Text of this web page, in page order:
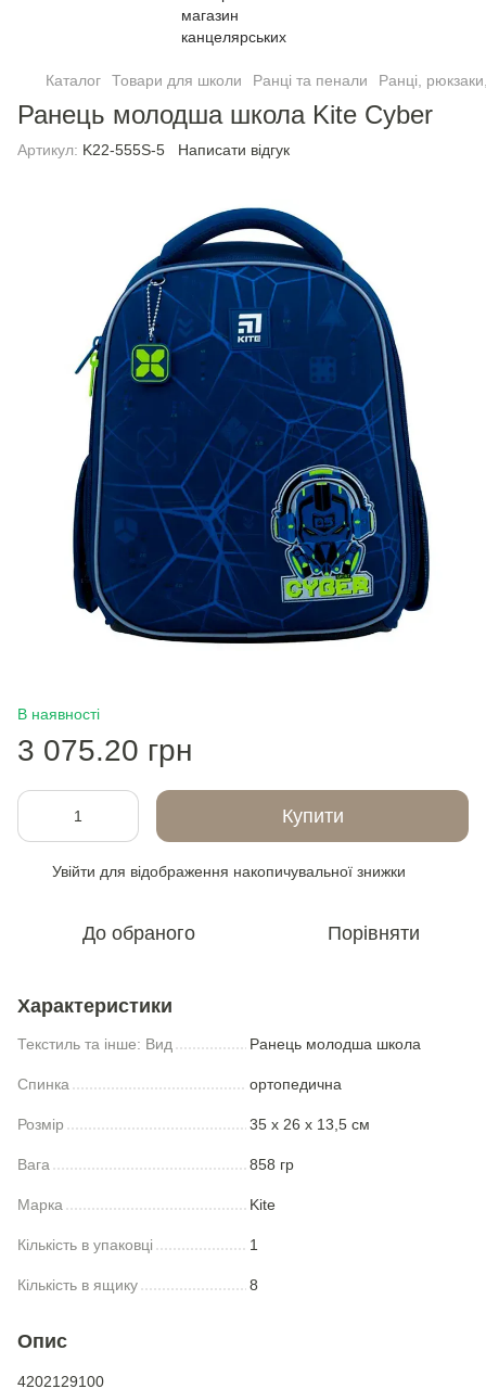
Каталог Товари для школи Ранці та пенали Ранці,
Ранець молодша школа Kite Cyber
Артикул: K22-555S-5 Написати відгук
В наявності
3 075.20 грн
Купити
Увійти для відображення накопичувальної знижки
До обраного Порівняти
Характеристики
Текстиль та інше: Вид Ранець молодша школа
Спинка ортопедична
Розмір 35 х 26 х 13,5 см
Вага 858 гр
Марка Kite
Кількість в упаковці 1
Кількість в ящику 8
Опис
4202129100